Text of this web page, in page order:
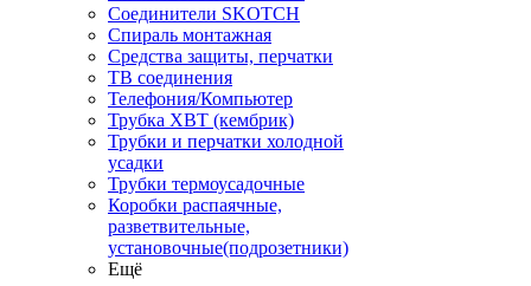
Соединители SKOTCH
Спираль монтажная
Средства защиты, перчатки
ТВ соединения
Телефония/Компьютер
Трубка ХВТ (кембрик)
Трубки и перчатки холодной
усадки
Трубки термоусадочные
Коробки распаячные,
разветвительные,
установочные(подрозетники)
Ещё